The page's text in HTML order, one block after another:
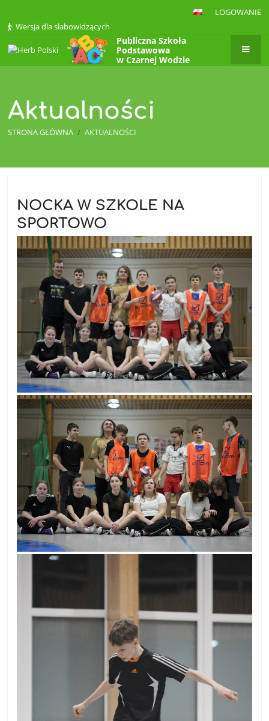
LOGOWANIE
Wersja dla słabowidzących
Publiczna Szkoła
Podstawowa
w Czarnej Wodzie
Aktualności
STRONA GŁÓWNA / AKTUALNOŚCI
NOCKA W SZKOLE NA
SPORTOWO